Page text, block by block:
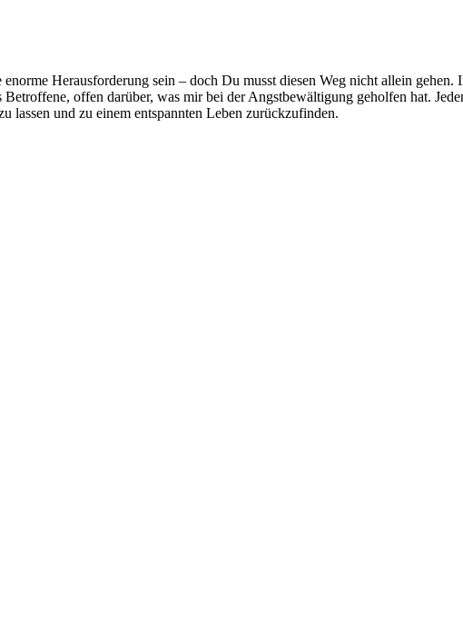
Herausforderung sein – doch Du musst diesen Weg nicht allein
offen darüber, was mir bei der Angstbewältigung geholfen hat.
und zu einem entspannten Leben zurückzufinden.